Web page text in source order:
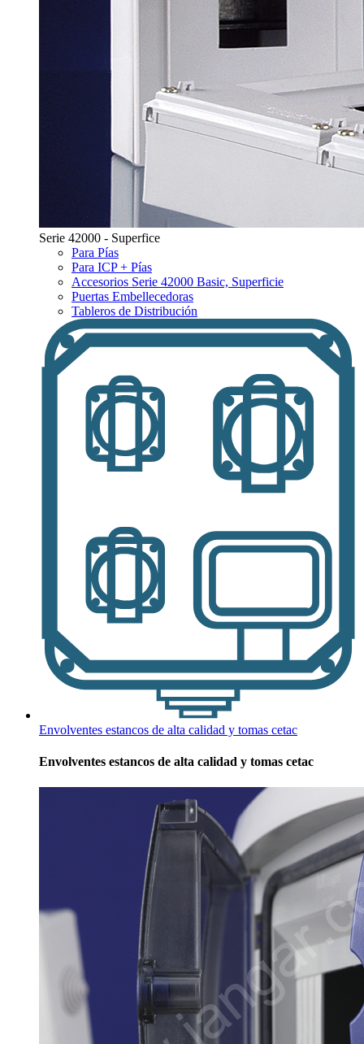
Serie 42000 - Superfice
Para Pías
Para ICP + Pías
Accesorios Serie 42000 Basic, Superficie
Puertas Embellecedoras
Tableros de Distribución
Envolventes estancos de alta calidad y tomas cetac
Envolventes estancos de alta calidad y tomas cetac